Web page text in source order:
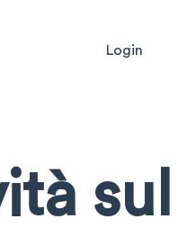
Login